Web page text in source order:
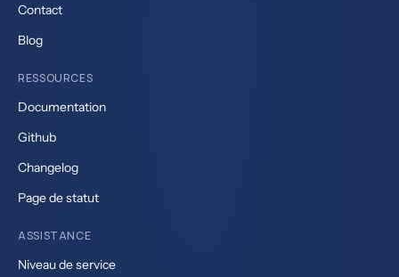
Contact
Blog
RESSOURCES
Documentation
Github
Changelog
Page de statut
ASSISTANCE
Niveau de service